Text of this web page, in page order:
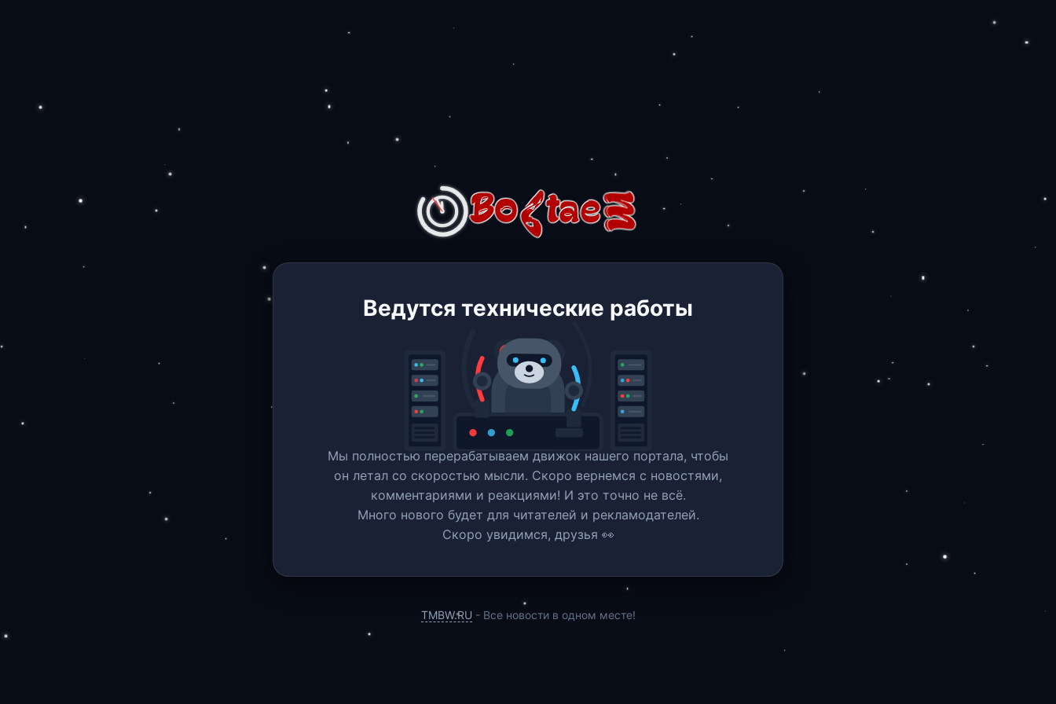
Ведутся технические работы
Мы полностью перерабатываем движок нашего портала, чтобы
он летал со скоростью мысли. Скоро вернемся c новостями,
комментариями и реакциями! И это точно не всё.
Много нового будет для читателей и рекламодателей.
Скоро увидимся, друзья 👀
TMBW.RU - Все новости в одном месте!